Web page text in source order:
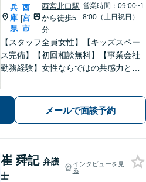
兵
庫
県
|
西
宮
市
西宮北口駅
から徒歩5
分
営業時間：09:00~1
8:00（土日祝日）
【スタッフ全員女性】【キッズスペー
ス完備】【初回相談無料】【事業会社
勤務経験】女性ならではの共感力とコ
利を守ります。特に離婚や相続など家
族の事案が得意です。
メールで面談予約
崔 舜記 弁護
士
インタビューを見
る